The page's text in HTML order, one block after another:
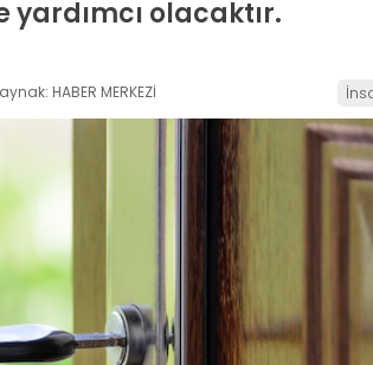
olacaktır.
HABER MERKEZİ